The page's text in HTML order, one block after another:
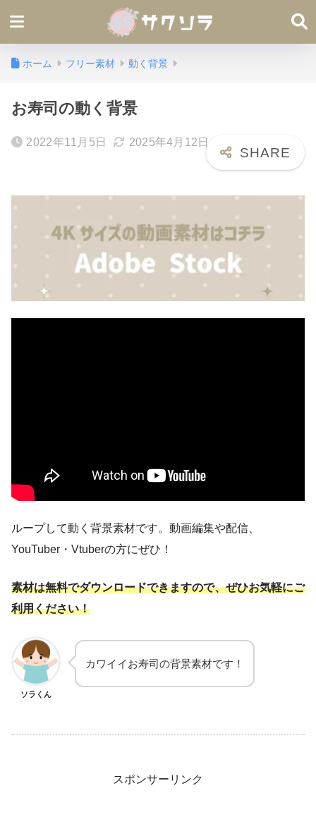
ホーム フリー素材 動く背景
お寿司の動く背景
2022年11月5日 2025年4月12日
ループして動く背景素材です。動画編集や配信、
YouTuber・Vtuberの方にぜひ！
素材は無料でダウンロードできますので、ぜひお気軽にご
利用ください！
ソラくん
カワイイお寿司の背景素材です！
スポンサーリンク